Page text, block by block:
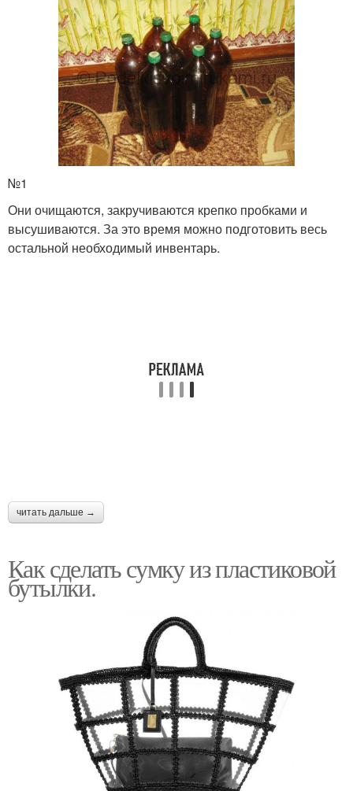
№1
Они очищаются, закручиваются крепко пробками и
высушиваются. За это время можно подготовить весь
остальной необходимый инвентарь.
читать дальше →
Как сделать сумку из пластиковой
бутылки.